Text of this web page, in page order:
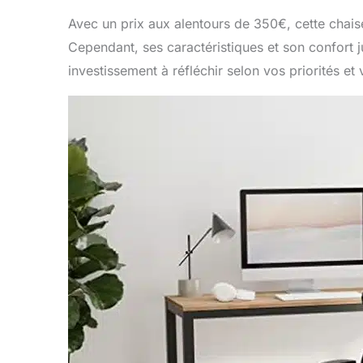
Avec un prix aux alentours de 350€, cette
Cependant, ses caractéristiques et son confort
investissement à réfléchir selon vos priorités et